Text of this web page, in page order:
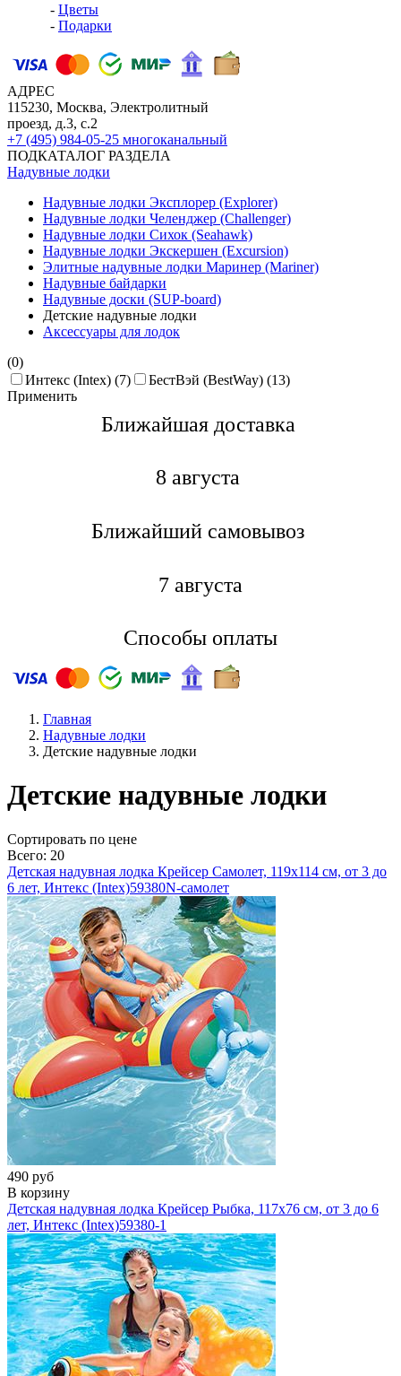
- Цветы
- Подарки
АДРЕС
115230, Москва, Электролитный
проезд, д.3, с.2
+7 (495) 984-05-25 многоканальный
ПОДКАТАЛОГ РАЗДЕЛА
Надувные лодки
Надувные лодки Эксплорер (Explorer)
Надувные лодки Челенджер (Challenger)
Надувные лодки Сихок (Seahawk)
Надувные лодки Экскершен (Excursion)
Элитные надувные лодки Маринер (Mariner)
Надувные байдарки
Надувные доски (SUP-board)
Детские надувные лодки
Аксессуары для лодок
(0)
Интекс (Intex) (7)
БестВэй (BestWay) (13)
Применить
Ближайшая доставкa
8 августа
Ближайший самовывоз
7 августа
Способы оплаты
Главная
Надувные лодки
Детские надувные лодки
Детские надувные лодки
Cортировать по цене
Всего: 20
Детская надувная лодка Крейсер Самолет, 119х114 см, от 3 до
6 лет, Интекс (Intex)59380N-самолет
490 руб
В корзину
Детская надувная лодка Крейсер Рыбка, 117х76 см, от 3 до 6
лет, Интекс (Intex)59380-1